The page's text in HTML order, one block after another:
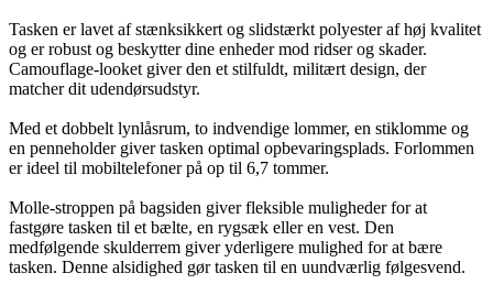
Tasken er lavet af stænksikkert og slidstærkt polyester af høj kvalitet
og er robust og beskytter dine enheder mod ridser og skader.
Camouflage-looket giver den et stilfuldt, militært design, der
matcher dit udendørsudstyr.
Med et dobbelt lynlåsrum, to indvendige lommer, en stiklomme og
en penneholder giver tasken optimal opbevaringsplads. Forlommen
er ideel til mobiltelefoner på op til 6,7 tommer.
Molle-stroppen på bagsiden giver fleksible muligheder for at
fastgøre tasken til et bælte, en rygsæk eller en vest. Den
medfølgende skulderrem giver yderligere mulighed for at bære
tasken. Denne alsidighed gør tasken til en uundværlig følgesvend.